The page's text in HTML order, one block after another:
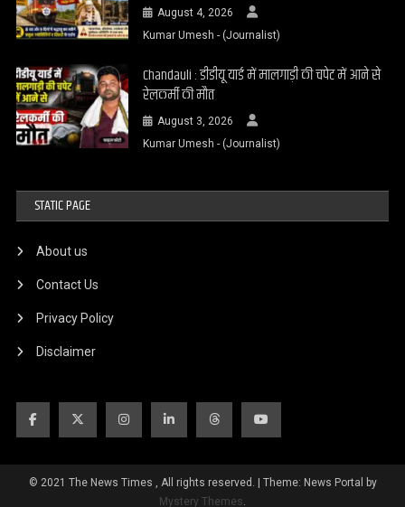
August 4, 2026
Kumar Umesh - (Journalist)
Chandauli : डीडीयू यार्ड में मालगाड़ी की चपेट में आने से
रेलकर्मी की मौत
August 3, 2026
Kumar Umesh - (Journalist)
STATIC PAGE
About us
Contact Us
Privacy Policy
Disclaimer
© 2021 The News Times , All rights reserved.
Theme: News Portal by
Mystery Themes.